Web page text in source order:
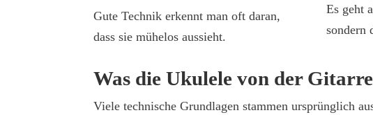
Gute Technik erkennt man oft daran,
dass sie mühelos aussieht.
Es geht
sondern
Was die Ukulele von der
Viele technische Grundlagen stammen ursprünglich